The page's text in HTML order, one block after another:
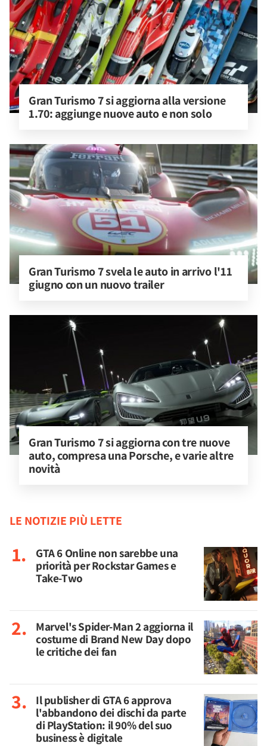
Gran Turismo 7 si aggiorna alla versione
1.70: aggiunge nuove auto e non solo
Gran Turismo 7 svela le auto in arrivo l'11
giugno con un nuovo trailer
Gran Turismo 7 si aggiorna con tre nuove
auto, compresa una Porsche, e varie altre
novità
LE NOTIZIE PIÙ LETTE
GTA 6 Online non sarebbe una
priorità per Rockstar Games e
Take-Two
Marvel's Spider-Man 2 aggiorna il
costume di Brand New Day dopo
le critiche dei fan
Il publisher di GTA 6 approva
l'abbandono dei dischi da parte
di PlayStation: il 90% del suo
business è digitale